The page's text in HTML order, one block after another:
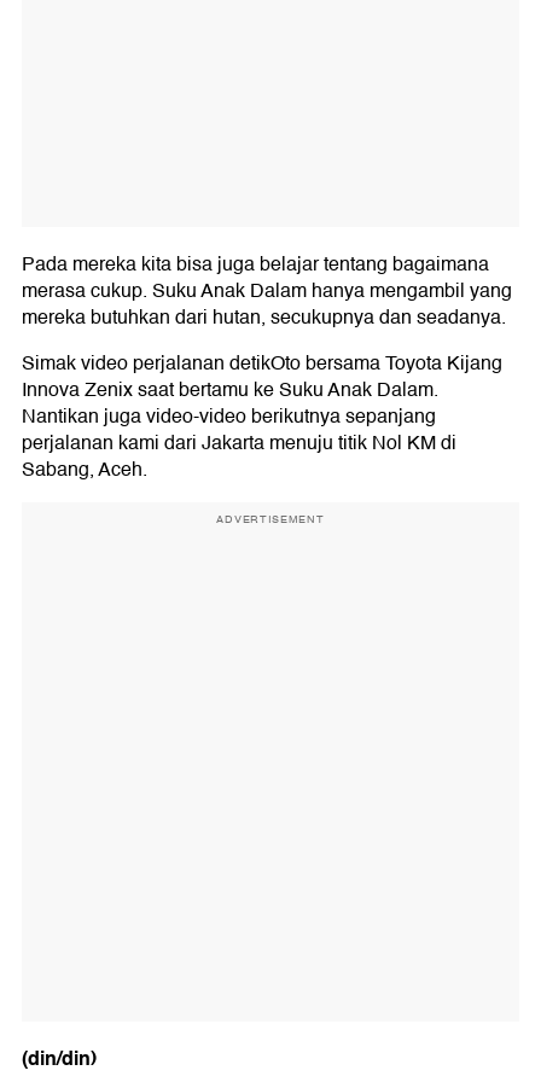
Pada mereka kita bisa juga belajar tentang bagaimana
merasa cukup. Suku Anak Dalam hanya mengambil yang
mereka butuhkan dari hutan, secukupnya dan seadanya.
Simak video perjalanan detikOto bersama Toyota Kijang
Innova Zenix saat bertamu ke Suku Anak Dalam.
Nantikan juga video-video berikutnya sepanjang
perjalanan kami dari Jakarta menuju titik Nol KM di
Sabang, Aceh.
ADVERTISEMENT
(din/din)